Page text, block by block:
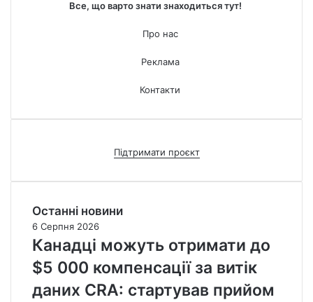
Все, що варто знати знаходиться тут!
Про нас
Реклама
Контакти
Підтримати проєкт
Останні новини
6 Серпня 2026
Канадці можуть отримати до
$5 000 компенсації за витік
даних CRA: стартував прийом